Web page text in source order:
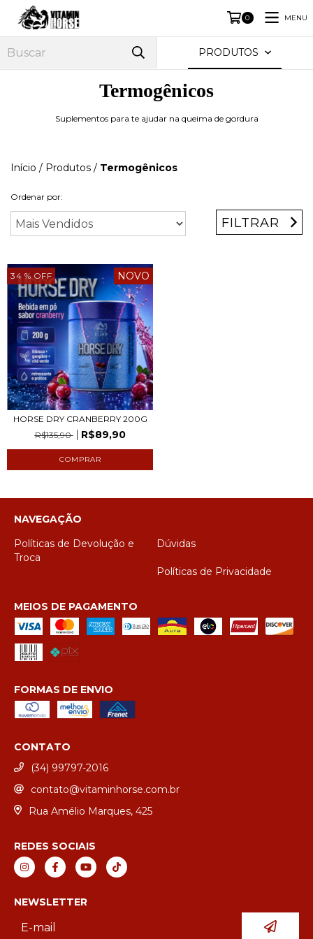
0 MENU
PRODUTOS
Termogênicos
Suplementos para te ajudar na queima de gordura
Início / Produtos / Termogênicos
Ordenar por:
FILTRAR
34 % OFF NOVO
HORSE DRY CRANBERRY 200G
R$135,90
R$89,90
NAVEGAÇÃO
Políticas de Devolução e
Troca
Dúvidas
Políticas de Privacidade
MEIOS DE PAGAMENTO
FORMAS DE ENVIO
CONTATO
(34) 99797-2016
contato@vitaminhorse.com.br
Rua Amélio Marques, 425
REDES SOCIAIS
NEWSLETTER